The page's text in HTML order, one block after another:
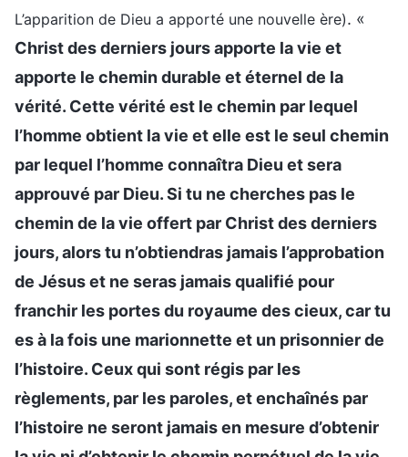
L’apparition de Dieu a apporté une nouvelle ère). «
Christ des derniers jours apporte la vie et
apporte le chemin durable et éternel de la
vérité. Cette vérité est le chemin par lequel
l’homme obtient la vie et elle est le seul chemin
par lequel l’homme connaîtra Dieu et sera
approuvé par Dieu. Si tu ne cherches pas le
chemin de la vie offert par Christ des derniers
jours, alors tu n’obtiendras jamais l’approbation
de Jésus et ne seras jamais qualifié pour
franchir les portes du royaume des cieux, car tu
es à la fois une marionnette et un prisonnier de
l’histoire. Ceux qui sont régis par les
règlements, par les paroles, et enchaînés par
l’histoire ne seront jamais en mesure d’obtenir